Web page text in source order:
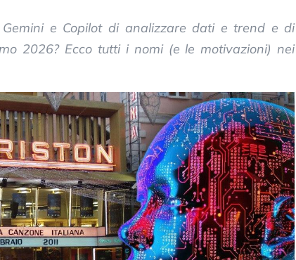
e Copilot di analizzare dati e trend e di
2026? Ecco tutti i nomi (e le motivazioni) nei